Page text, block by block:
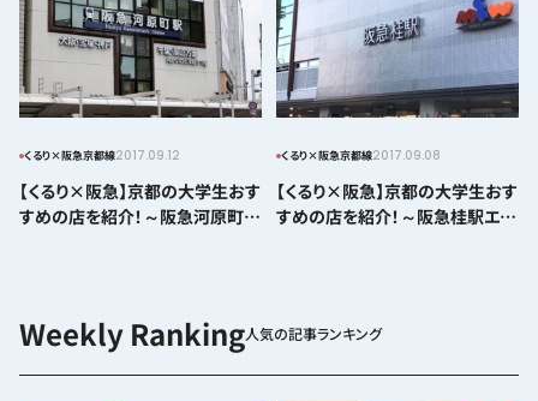
くるり×阪急京都線2017.09.12
【くるり×阪急】京都の大学生おす
すめの店を紹介！～阪急河原町駅
くるり×阪急京都線2017.09.08
【くるり×阪急】京都の大学生おす
すめの店を紹介！～阪急桂駅エリ
人気の記事ランキング